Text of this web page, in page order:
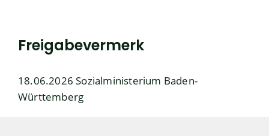
Freigabevermerk
18.06.2026 Sozialministerium Baden-
Württemberg